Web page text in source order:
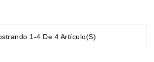
1-4 De 4 Artículo(s)